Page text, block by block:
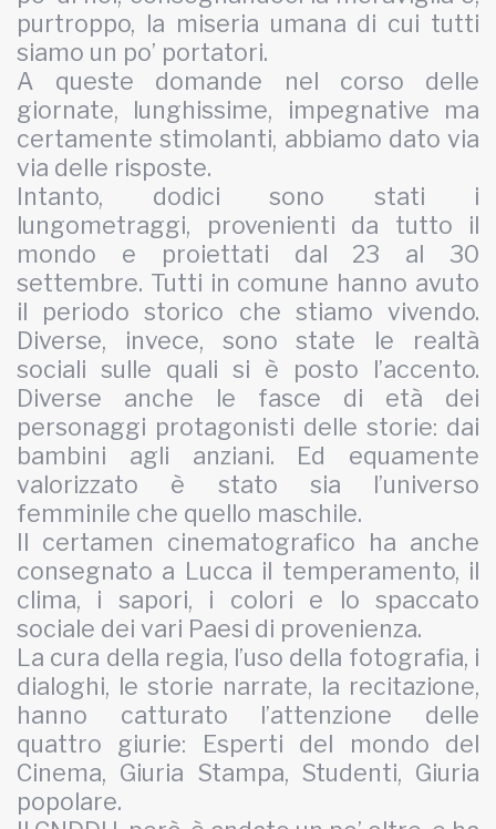
purtroppo, la miseria umana di cui tutti
siamo un po’ portatori.
A queste domande nel corso delle
giornate, lunghissime, impegnative ma
certamente stimolanti, abbiamo dato via
via delle risposte.
Intanto, dodici sono stati i
lungometraggi, provenienti da tutto il
mondo e proiettati dal 23 al 30
settembre. Tutti in comune hanno avuto
il periodo storico che stiamo vivendo.
Diverse, invece, sono state le realtà
sociali sulle quali si è posto l’accento.
Diverse anche le fasce di età dei
personaggi protagonisti delle storie: dai
bambini agli anziani. Ed equamente
valorizzato è stato sia l’universo
femminile che quello maschile.
Il certamen cinematografico ha anche
consegnato a Lucca il temperamento, il
clima, i sapori, i colori e lo spaccato
sociale dei vari Paesi di provenienza.
La cura della regia, l’uso della fotografia, i
dialoghi, le storie narrate, la recitazione,
hanno catturato l’attenzione delle
quattro giurie: Esperti del mondo del
Cinema, Giuria Stampa, Studenti, Giuria
popolare.